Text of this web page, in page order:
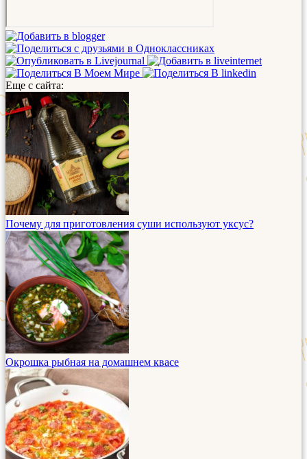
Еще с сайта:
Почему для приготовления суши используют уксус?
Окрошка рыбная на домашнем квасе